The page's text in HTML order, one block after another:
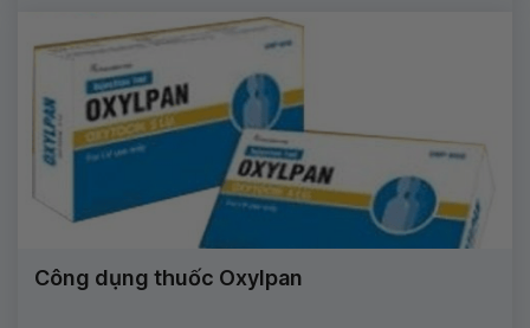
Công dụng thuốc Oxylpan